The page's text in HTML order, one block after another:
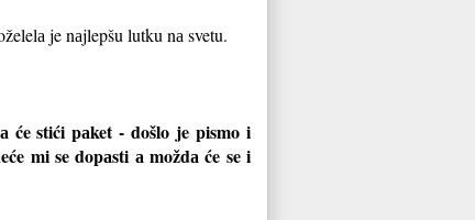
je nаjlepšu lutku nа svetu.
će stići pаket - došlo je pismo i
mi se dopаsti а moždа će se i